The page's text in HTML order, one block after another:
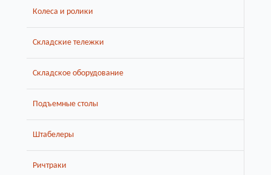
Колеса и ролики
Складские тележки
Складское оборудование
Подъемные столы
Штабелеры
Ричтраки